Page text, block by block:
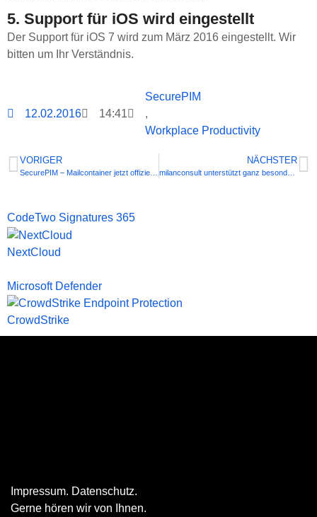
5. Support für iOS wird eingestellt
Der Support für iOS 7 wird zum März 2016 eingestellt. Wir
bitten um Ihr Verständnis.
12.02.2016 14:41
SecurePIM
,
Workplace Productivity
VORIGER NÄCHSTER
milanconsult unterstützt ganz besondere Sportler!
CodeTwo Signatures 365
NextCloud
Microsoft Defender
CrowdStrike
Impressum. Datenschutz.
Gerne hören wir von Ihnen.